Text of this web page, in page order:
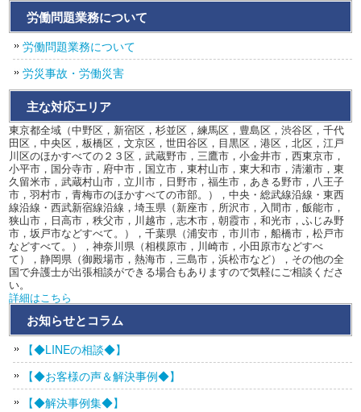
労働問題業務について
労働問題業務について
労災事故・労働災害
主な対応エリア
東京都全域（中野区，新宿区，杉並区，練馬区，豊島区，渋谷区，千代
田区，中央区，板橋区，文京区，世田谷区，目黒区，港区，北区，江戸
川区のほかすべての２３区，武蔵野市，三鷹市，小金井市，西東京市，
小平市，国分寺市，府中市，国立市，東村山市，東大和市，清瀬市，東
久留米市，武蔵村山市，立川市，日野市，福生市，あきる野市，八王子
市，羽村市，青梅市のほかすべての市部。），中央・総武線沿線・東西
線沿線・西武新宿線沿線，埼玉県（新座市，所沢市，入間市，飯能市，
狭山市，日高市，秩父市，川越市，志木市，朝霞市，和光市，ふじみ野
市，坂戸市などすべて。），千葉県（浦安市，市川市，船橋市，松戸市
などすべて。），神奈川県（相模原市，川崎市，小田原市などすべ
て），静岡県（御殿場市，熱海市，三島市，浜松市など），その他の全
国で弁護士が出張相談ができる場合もありますので気軽にご相談くださ
い。
詳細はこちら
お知らせとコラム
【◆LINEの相談◆】
【◆お客様の声＆解決事例◆】
【◆解決事例集◆】